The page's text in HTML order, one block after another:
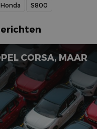
Honda S800
CORSA, MAAR